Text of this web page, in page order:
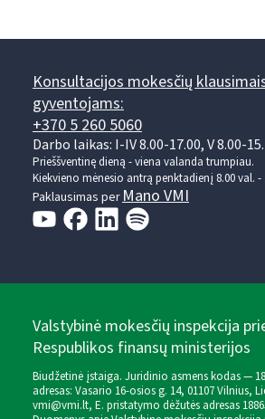
Konsultacijos mokesčių
gyventojams:
+370 5 260 5060
Darbo laikas: I-IV 8.00-17.00, V 8.00-
Prieššventinę dieną - viena valanda trumpiau.
Kiekvieno mėnesio antrą penktadienį 8.00 val. -
Paklausimas perMano VMI
Valstybinė mokesčių inspekcija
Respublikos finansų ministerijos
Biudžetinė įstaiga. Juridinio asmens kodas —
adresas: Vasario 16-osios g. 14, 01107 Vilnius,
vmi@vmi.lt, E. pristatymo dėžutės adresas